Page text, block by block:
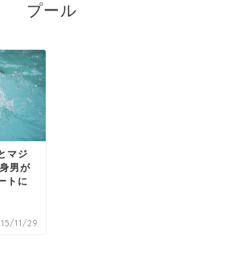
プール
マジ
男が
トに
11/29